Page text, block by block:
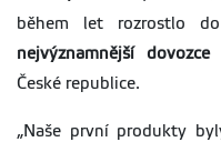
během let rozrostlo
nejvýznamnější
České republice.
„Naše první produkty